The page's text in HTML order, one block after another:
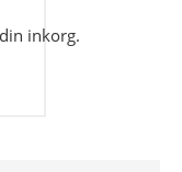
inkorg.